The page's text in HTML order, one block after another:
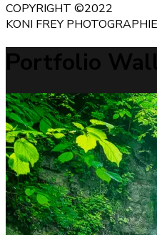
COPYRIGHT ©2022
KONI FREY PHOTOGRAPHIE
Portfolio